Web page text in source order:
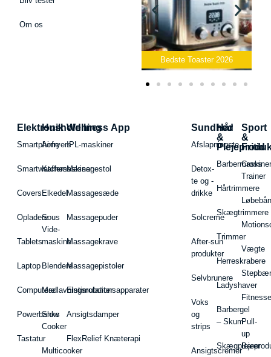
Om os
Bedste Toaster 2026
Elektronik
Smartphone
Smartwatches
Covers
Opladere
Tablets
Laptop
Computere
Powerbanks
Tastatur
Husholdning
Airfryers
Kaffemaskiner
Elkedel
Sous
Vide-
maskine
Blendere
Madlavningsrobotter
Slow
Cooker
Multicooker
Wellness App
IPL-maskiner
Massagestol
Massagesæde
Massagepuder
Massagekrave
Massagepistoler
Elstimulationsapparater
Ansigtsdamper
FlexRelief Knæterapi
Sundhed
Afslapningste
Detox-
te og -
drikke
Solcreme
After-sun
produkter
Selvbrunere
Voks
og
strips
Ansigtscremer
Hår
&
Hårtrimmere
Skægtrimmere
Trimmer
Herreskrabere
Ladyshaver
Barbergel
– Skum
Sport
&
Fritid
Cross
Trainer
Vægte
Pull-
up
Barer